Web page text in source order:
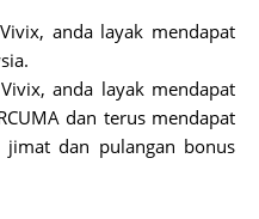
anda layak mendapat
anda layak mendapat
dan terus mendapat
jimat dan pulangan bonus